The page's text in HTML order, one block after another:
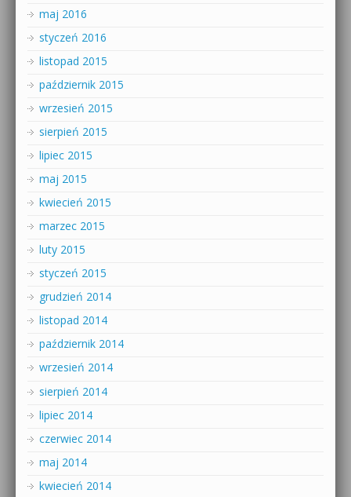
maj 2016
styczeń 2016
listopad 2015
październik 2015
wrzesień 2015
sierpień 2015
lipiec 2015
maj 2015
kwiecień 2015
marzec 2015
luty 2015
styczeń 2015
grudzień 2014
listopad 2014
październik 2014
wrzesień 2014
sierpień 2014
lipiec 2014
czerwiec 2014
maj 2014
kwiecień 2014